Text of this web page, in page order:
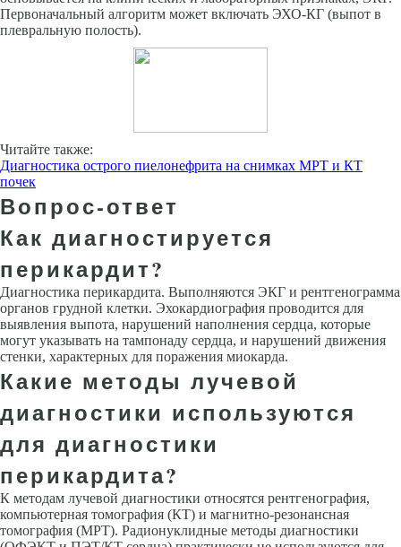
Первоначальный алгоритм может включать ЭХО-КГ (выпот в
плевральную полость).
Читайте также:
Диагностика острого пиелонефрита на снимках МРТ и КТ
почек
Вопрос-ответ
Как диагностируется
перикардит?
Диагностика перикардита. Выполняются ЭКГ и рентгенограмма
органов грудной клетки. Эхокардиография проводится для
выявления выпота, нарушений наполнения сердца, которые
могут указывать на тампонаду сердца, и нарушений движения
стенки, характерных для поражения миокарда.
Какие методы лучевой
диагностики используются
для диагностики
перикардита?
К методам лучевой диагностики относятся рентгенография,
компьютерная томография (КТ) и магнитно-резонансная
томография (МРТ). Радионуклидные методы диагностики